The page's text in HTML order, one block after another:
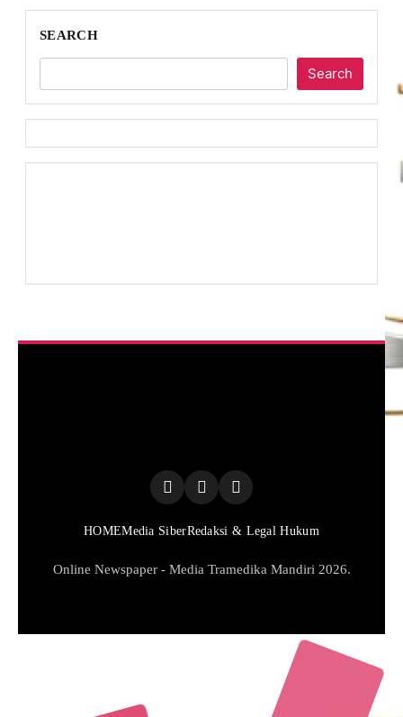
SEARCH
Search
HOMEMedia SiberRedaksi & Legal Hukum
Online Newspaper - Media Tramedika Mandiri 2026.